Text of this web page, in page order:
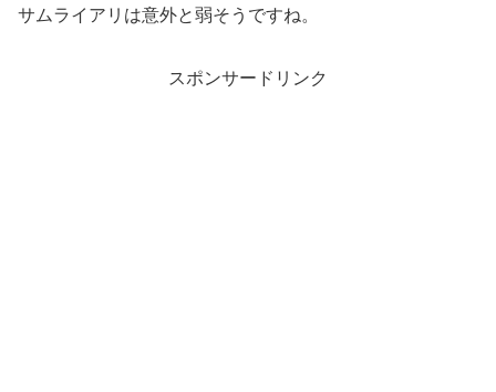
サムライアリは意外と弱そうですね。
スポンサードリンク